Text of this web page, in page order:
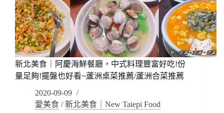
蘭
在
地
推
薦!!
平
價
中
新北美食｜阿慶海鮮餐廳，中式料理豐富好吃!份
量足夠!擺盤也好看~蘆洲桌菜推薦/蘆洲合菜推薦
2020-09-09
愛美食 /新北美食｜New Taiepi Food